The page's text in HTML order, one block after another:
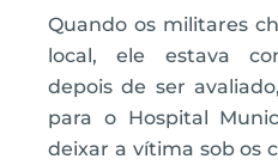
Quando os militares
local, ele estava
depois de ser
para o Hospital
deixar a vítima sob os